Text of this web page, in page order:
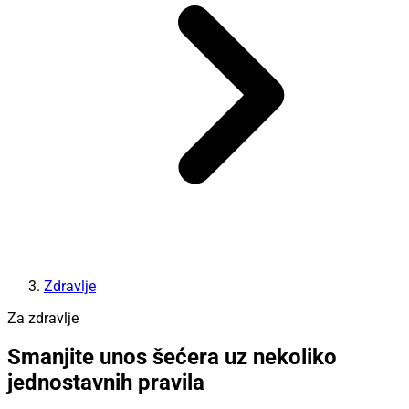
Zdravlje
Za zdravlje
Smanjite unos šećera uz nekoliko
jednostavnih pravila